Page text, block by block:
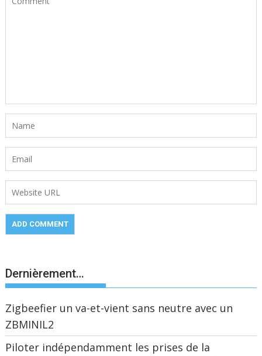
Dernièrement…
Zigbeefier un va-et-vient sans neutre avec un
ZBMINIL2
Piloter indépendamment les prises de la